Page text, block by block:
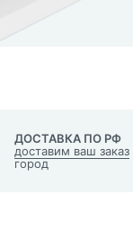
ДОСТАВКА ПО РФ
доставим ваш заказ
город
персональных